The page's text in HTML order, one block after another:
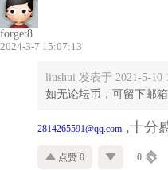
forget8
2024-3-7 15:07:13
liushui 发表于 2021-5-10
如无论坛币，可留下邮箱
2814265591@qq.com ,十分
点赞 0 0